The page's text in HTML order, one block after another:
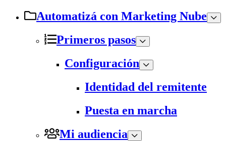
Automatizá con Marketing Nube
Primeros pasos
Configuración
Identidad del remitente
Puesta en marcha
Mi audiencia